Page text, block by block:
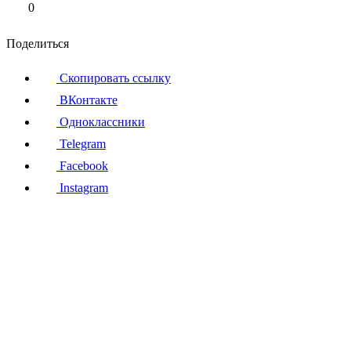
0
Поделиться
Скопировать ссылку
ВКонтакте
Одноклассники
Telegram
Facebook
Instagram